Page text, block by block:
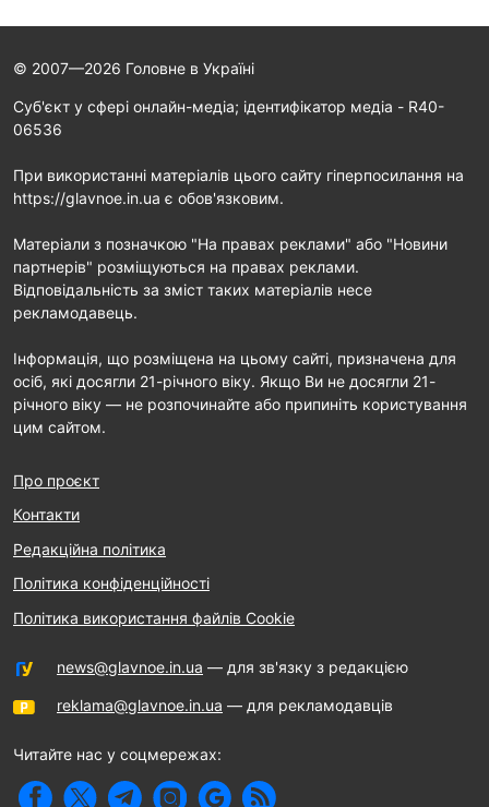
© 2007—2026 Головне в Україні
Cуб'єкт у сфері онлайн-медіа; ідентифікатор медіа - R40-
06536
При використанні матеріалів цього сайту гіперпосилання на
https://glavnoe.in.ua є обов'язковим.
Матеріали з позначкою "На правах реклами" або "Новини
партнерів" розміщуються на правах реклами.
Відповідальність за зміст таких матеріалів несе
рекламодавець.
Інформація, що розміщена на цьому сайті, призначена для
осіб, які досягли 21-річного віку. Якщо Ви не досягли 21-
річного віку — не розпочинайте або припиніть користування
цим сайтом.
Про проєкт
Контакти
Редакційна політика
Політика конфіденційності
Політика використання файлів Cookie
news@glavnoe.in.ua — для зв'язку з редакцією
reklama@glavnoe.in.ua — для рекламодавців
Читайте нас у соцмережах: